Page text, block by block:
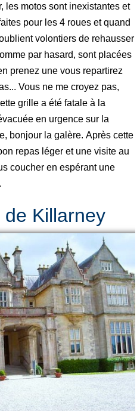
les motos sont inexistantes et
pour les 4 roues et quand
volontiers de rehausser
par hasard, sont placées
prenez une vous repartirez
Vous ne me croyez pas,
grille a été fatale à la
en urgence sur la
bonjour la galère. Après cette
repas léger et une visite au
coucher en espérant une
Killarney